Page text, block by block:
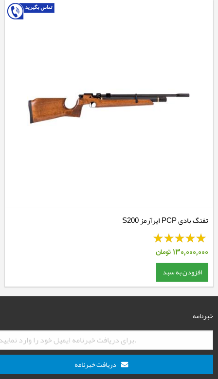
تفنگ بادی PCP ایرآرمز S200
130,000,000 تومان
افزودن به سبد
خبرنامه
دریافت خبرنامه